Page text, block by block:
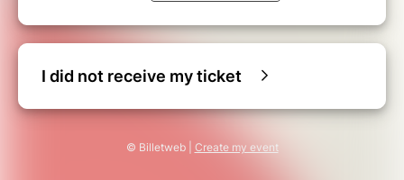
I did not receive my ticket
© Billetweb | Create my event